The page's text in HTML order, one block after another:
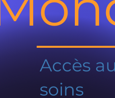
Accès
soins